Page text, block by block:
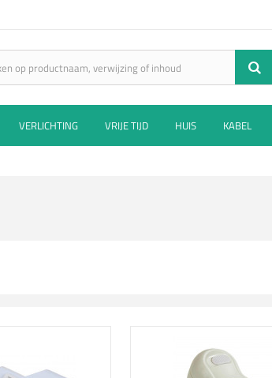
VERLICHTING VRIJE TIJD HUIS KABEL